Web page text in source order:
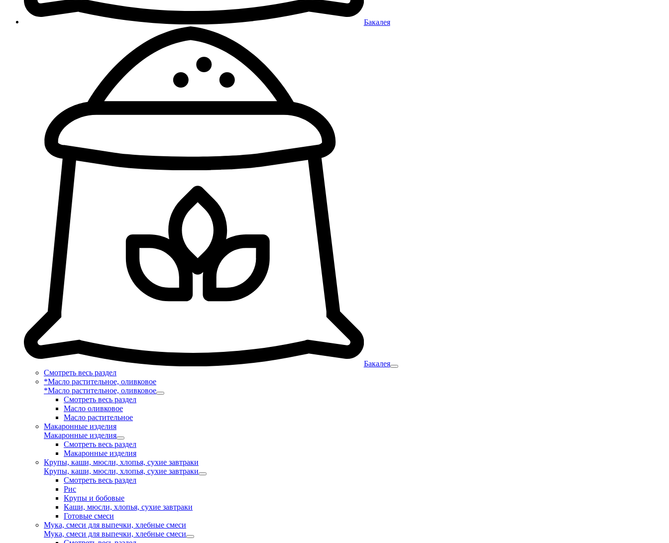
Бакалея
Бакалея
Смотреть весь раздел
*Масло растительное, оливковое
*Масло растительное, оливковое
Смотреть весь раздел
Масло оливковое
Масло растительное
Макаронные изделия
Макаронные изделия
Смотреть весь раздел
Макаронные изделия
Крупы, каши, мюсли, хлопья, сухие завтраки
Крупы, каши, мюсли, хлопья, сухие завтраки
Смотреть весь раздел
Рис
Крупы и бобовые
Каши, мюсли, хлопья, сухие завтраки
Готовые смеси
Мука, смеси для выпечки, хлебные смеси
Мука, смеси для выпечки, хлебные смеси